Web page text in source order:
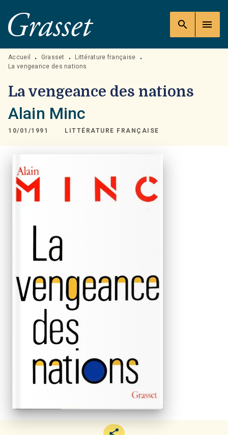
MENU RECHERCHE
PIED DE PAGE
search menu
Accueil • Grasset • Littérature française
•
La vengeance des nations
La vengeance des nations
Alain Minc
10/01/1991 LITTÉRATURE FRANÇAISE